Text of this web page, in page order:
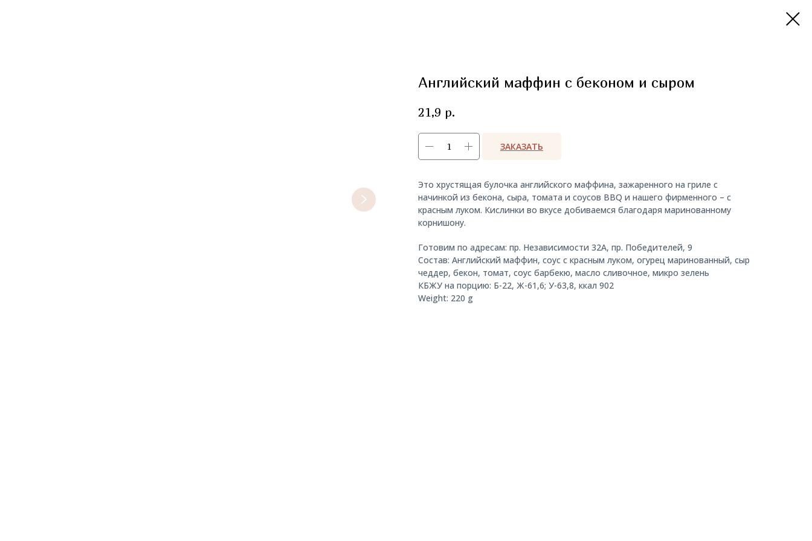
Английский маффин с беконом и сыром
21,9 р.
ЗАКАЗАТЬ
Это хрустящая булочка английского маффина, зажаренного на гриле с
начинкой из бекона, сыра, томата и соусов BBQ и нашего фирменного – с
красным луком. Кислинки во вкусе добиваемся благодаря маринованному
корнишону.
Готовим по адресам: пр. Независимости 32А, пр. Победителей, 9
Состав: Английский маффин, соус с красным луком, огурец маринованный, сыр
чеддер, бекон, томат, соус барбекю, масло сливочное, микро зелень
КБЖУ на порцию: Б-22, Ж-61,6; У-63,8, ккал 902
Weight: 220 g